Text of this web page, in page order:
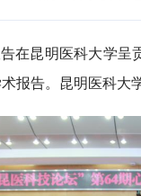
在昆明医科大学
报告。昆明医科大